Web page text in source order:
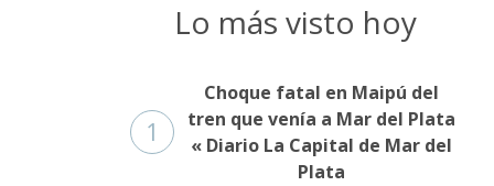
Lo más visto hoy
1
Choque fatal en Maipú del
tren que venía a Mar del Plata
« Diario La Capital de Mar del
Plata